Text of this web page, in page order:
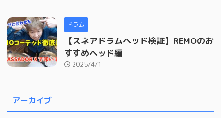
ドラム
【スネアドラムヘッド検証】REMOのお
すすめヘッド編
2025/4/1
アーカイブ